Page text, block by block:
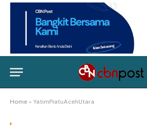
Home » YatimPiatuAcehUtara